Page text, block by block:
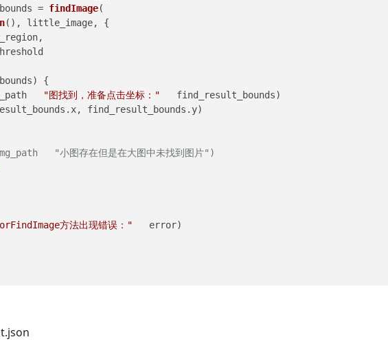
= findImage(
(), little_image, {
{
"图找到，准备点击坐标："
   find_result_bounds)
x, find_result_bounds. y)
"小图存在但是在大图中未找到图片")
方法出现错误："
   error)